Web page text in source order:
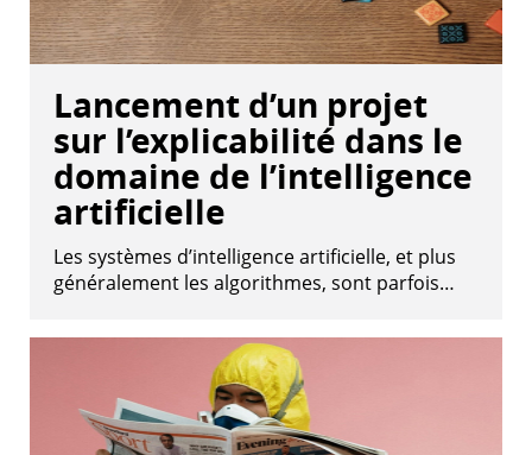
Lancement d’un projet
sur l’explicabilité dans le
domaine de l’intelligence
artificielle
Les systèmes d’intelligence artificielle, et plus
généralement les algorithmes, sont parfois…